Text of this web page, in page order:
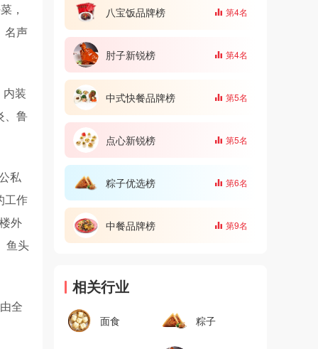
，
名声
装
、鲁
私
工作
外
鱼头
全
八宝饭品牌榜 第4名
肘子新锐榜 第4名
中式快餐品牌榜 第5名
点心新锐榜 第5名
粽子优选榜 第6名
中餐品牌榜 第9名
相关行业
面食 粽子